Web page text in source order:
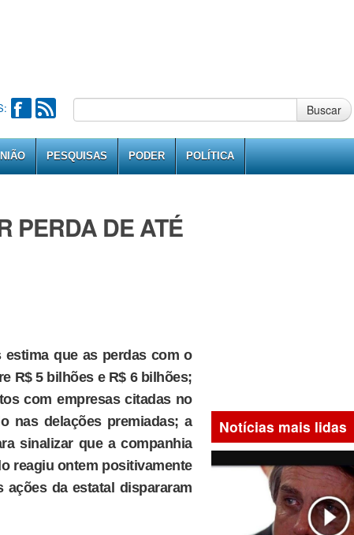
Buscar
PESQUISAS PODER POLÍTICA
PERDA DE ATÉ
que as perdas com o
R$ 5 bilhões e R$ 6 bilhões;
com empresas citadas no
nas delações premiadas; a
sinalizar que a companhia
reagiu ontem positivamente
ações da estatal dispararam
Notícias mais lidas